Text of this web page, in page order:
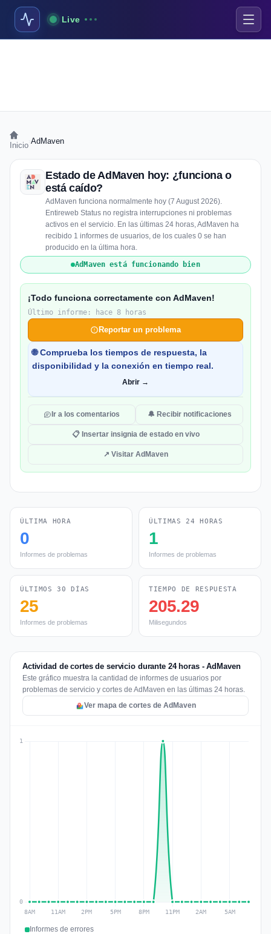
Live
Inicio AdMaven
Estado de AdMaven hoy: ¿funciona o
está caído?
AdMaven funciona normalmente hoy (7 August 2026).
Entireweb Status no registra interrupciones ni problemas
activos en el servicio. En las últimas 24 horas, AdMaven ha
recibido 1 informes de usuarios, de los cuales 0 se han
producido en la última hora.
AdMaven está funcionando bien
¡Todo funciona correctamente con AdMaven!
Último informe: hace 8 horas
Reportar un problema
🌐 Comprueba los tiempos de respuesta, la
disponibilidad y la conexión en tiempo real.
Abrir →
Ir a los comentarios 🔔 Recibir notificaciones
📋 Insertar insignia de estado en vivo
↗ Visitar AdMaven
ÚLTIMA HORA
0
Informes de problemas
ÚLTIMAS 24 HORAS
1
Informes de problemas
ÚLTIMOS 30 DÍAS
25
Informes de problemas
TIEMPO DE RESPUESTA
205.29
Milisegundos
Actividad de cortes de servicio durante 24 horas - AdMaven
Este gráfico muestra la cantidad de informes de usuarios por
problemas de servicio y cortes de AdMaven en las últimas 24 horas.
Ver mapa de cortes de AdMaven
Informes de errores